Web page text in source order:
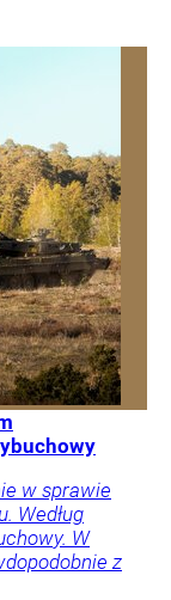
w sprawie
Według
W
z